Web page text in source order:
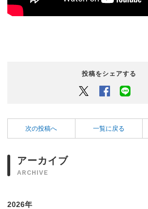
投稿をシェアする
Twitter Facebook
次の投稿へ 一覧に戻る
アーカイブ
ARCHIVE
2026年